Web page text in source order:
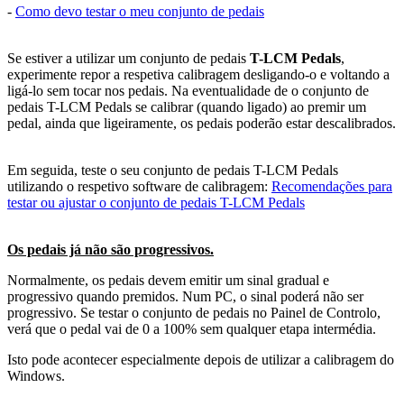
- Como devo testar o meu conjunto de pedais
Se estiver a utilizar um conjunto de pedais T-LCM Pedals,
experimente repor a respetiva calibragem desligando-o e voltando a
ligá-lo sem tocar nos pedais. Na eventualidade de o conjunto de
pedais T-LCM Pedals se calibrar (quando ligado) ao premir um
pedal, ainda que ligeiramente, os pedais poderão estar descalibrados.
Em seguida, teste o seu conjunto de pedais T-LCM Pedals
utilizando o respetivo software de calibragem: Recomendações para
testar ou ajustar o conjunto de pedais T-LCM Pedals
Os pedais já não são progressivos.
Normalmente, os pedais devem emitir um sinal gradual e
progressivo quando premidos. Num PC, o sinal poderá não ser
progressivo. Se testar o conjunto de pedais no Painel de Controlo,
verá que o pedal vai de 0 a 100% sem qualquer etapa intermédia.
Isto pode acontecer especialmente depois de utilizar a calibragem do
Windows.